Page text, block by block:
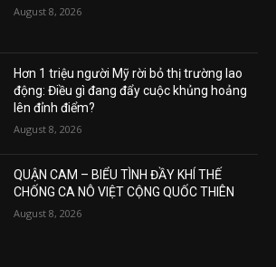
August 8, 2026
Hơn 1 triệu người Mỹ rời bỏ thị trường lao
động: Điều gì đang đẩy cuộc khủng hoảng
lên đỉnh điểm?
August 8, 2026
QUẬN CAM – BIỂU TÌNH ĐẦY KHÍ THẾ
CHỐNG CA NÔ VIỆT CỘNG QUỐC THIÊN
August 8, 2026